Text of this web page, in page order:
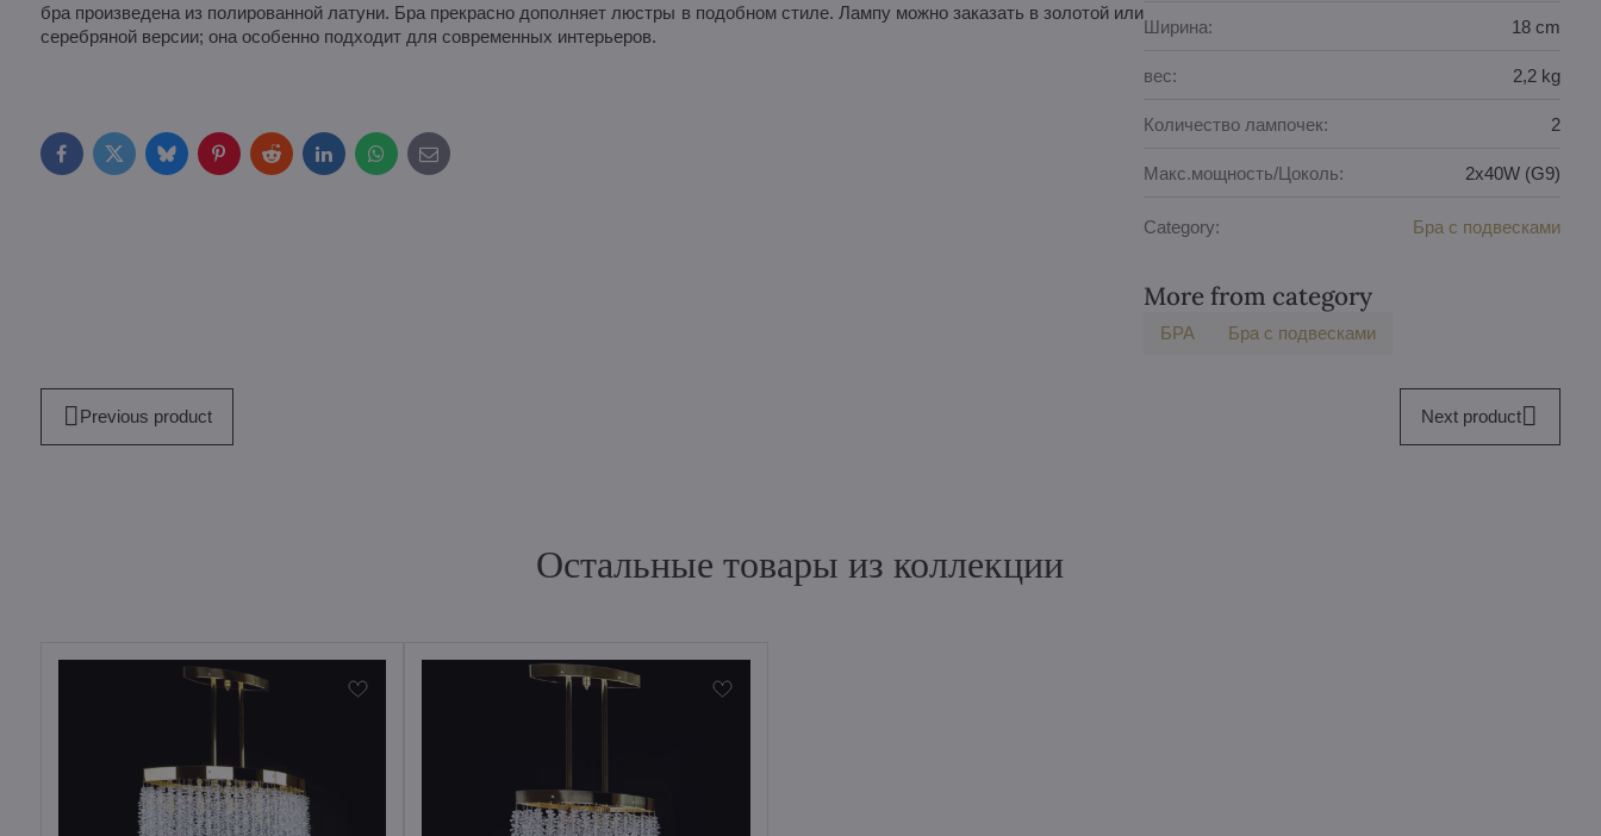
бра произведена из полированной латуни. Бра прекрасно дополняет люстры в подобном стиле. Лампу можно заказать в золотой или
серебряной версии; она особенно подходит для современных интерьеров.
FacebookTwitterBlueskyPinterestRedditLinkedInWhatsApp
E-
mail
Ширина: 18 cm
вес: 2,2 kg
Количество лампочек: 2
Макс.мощность/Цоколь: 2x40W (G9)
Category: Бра с подвесками
More from category
БPA Бра с подвесками
Previous product Next product
Остальные товары из коллекции